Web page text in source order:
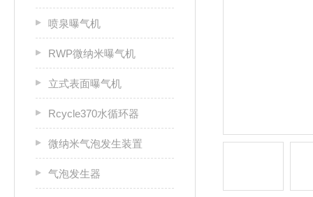
喷泉曝气机
RWP微纳米曝气机
立式表面曝气机
Rcycle370水循环器
微纳米气泡发生装置
气泡发生器